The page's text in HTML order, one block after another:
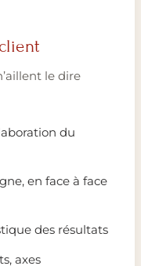
le dire
du
en face à face
des résultats
axes